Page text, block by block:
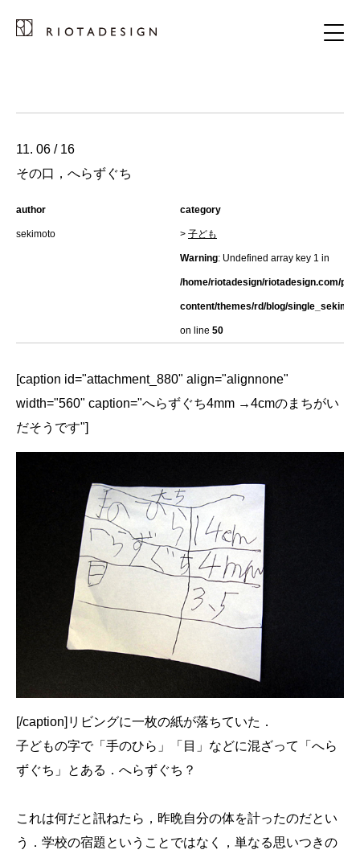
11. 06 / 16
その口，へらずぐち
author
sekimoto
category
> 子ども
Warning: Undefined array key 1 in
/home/riotadesign/riotadesign.com/
content/themes/rd/blog/
on line 50
[caption id="attachment_880" align="alignnone"
width="560" caption="へらずぐち4mm →4cmのまちがい
だそうです"]
[/caption]リビングに一枚の紙が落ちていた．
子どもの字で「手のひら」「目」などに混ざって「へら
ずぐち」とある．へらずぐち？
これは何だと訊ねたら，昨晩自分の体を計ったのだとい
う．学校の宿題ということではなく，単なる思いつきの